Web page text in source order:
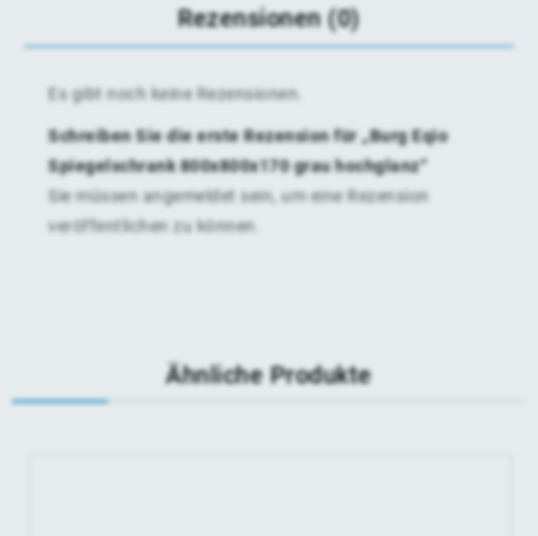
Rezensionen (0)
Es gibt noch keine Rezensionen.
Schreiben Sie die erste Rezension für „Burg Eqio
Spiegelschrank 800x800x170 grau hochglanz“
Sie müssen angemeldet sein, um eine Rezension
veröffentlichen zu können.
Ähnliche Produkte